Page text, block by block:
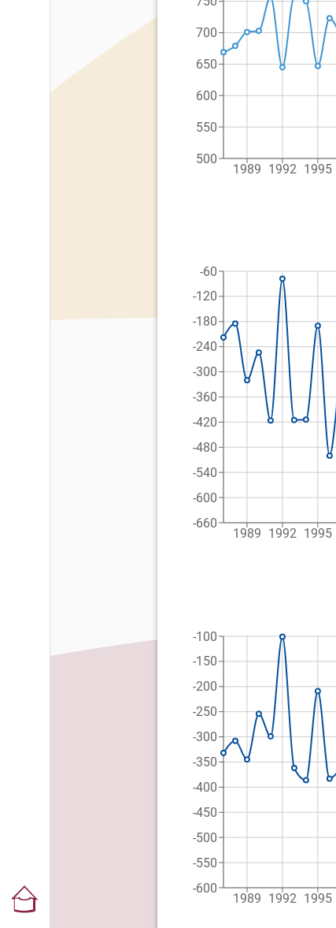
1989 1992 1995
500
550
600
650
700
1989 1992 1995
-660
-600
-540
-480
-420
-360
-300
-240
-180
-120
-60
1989 1992 1995
-600
-550
-500
-450
-400
-350
-300
-250
-200
-150
-100